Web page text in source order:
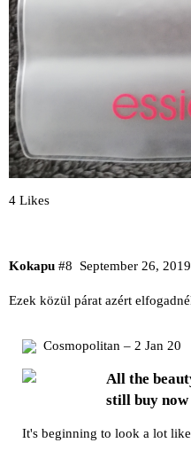
4 Likes
Kokapu September 26,
#8
Ezek közül párat azért
Cosmopolitan – 2 Jan 20
All the
still buy now
It's beginning to look a lot